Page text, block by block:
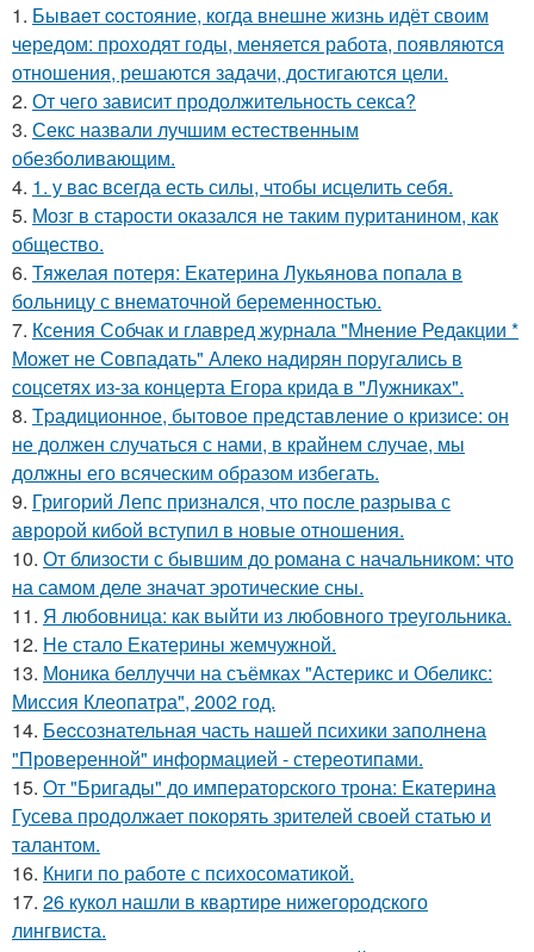
1. Бывaeт coстояние, когда внешне жизнь идёт своим
чередом: проходят годы, меняется работа, появляются
отношения, решаются задачи, достигаются цели.
2. От чего зависит продолжительность секса?
3. Секс назвали лучшим естественным
обезболивающим.
4. 1. у вac всегда есть силы, чтобы исцелить себя.
5. Мозг в старости оказался не таким пуританином, как
общество.
6. Тяжелая потеря: Екатерина Лукьянова попала в
больницу с внематочной беременностью.
7. Ксения Собчак и главред журнала "Мнение Редакции *
Может не Совпадать" Алеко надирян поругались в
соцсетях из-за концерта Егора крида в "Лужниках".
8. Tpадиционное, бытовое представление о кризисе: он
не должен случаться с нами, в крайнем случае, мы
должны его всяческим образом избегать.
9. Григорий Лепс признался, что после разрыва с
авророй кибой вступил в новые отношения.
10. От близости с бывшим до романа с начальником: что
на самом деле значат эротические сны.
11. Я любовница: как выйти из любовного треугольника.
12. Не стало Екатерины жемчужной.
13. Моника беллуччи на съёмках "Астерикс и Обеликс:
Миссия Клеопатра", 2002 год.
14. Бecсознательная часть нашей психики заполнена
"Проверенной" информацией - стереотипами.
15. От "Бригады" до императорского трона: Екатерина
Гусева продолжает покорять зрителей своей статью и
талантом.
16. Книги по работе с психосоматикой.
17. 26 кукол нашли в квартире нижегородского
лингвиста.